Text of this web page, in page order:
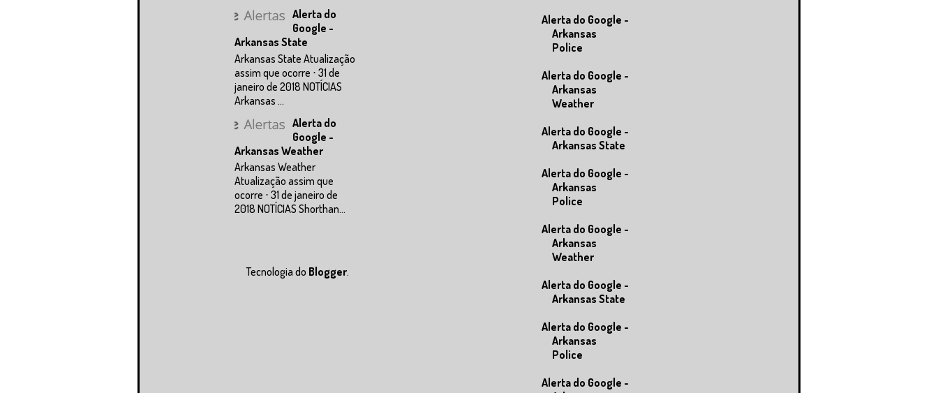
Alerta do
Google -
Arkansas State
Arkansas State Atualização
assim que ocorre ⋅ 31 de
janeiro de 2018 NOTÍCIAS
Arkansas ...
Alerta do
Google -
Arkansas Weather
Arkansas Weather
Atualização assim que
ocorre ⋅ 31 de janeiro de
2018 NOTÍCIAS Shorthan...
Alerta do Google -
Arkansas
Police
Alerta do Google -
Arkansas
Weather
Alerta do Google -
Arkansas State
Alerta do Google -
Arkansas
Police
Alerta do Google -
Arkansas
Weather
Alerta do Google -
Arkansas State
Alerta do Google -
Arkansas
Police
Alerta do Google -
Tecnologia do Blogger.